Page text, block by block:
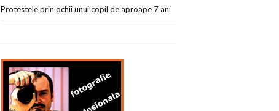
Protestele prin ochii unui copil de aproape 7 ani